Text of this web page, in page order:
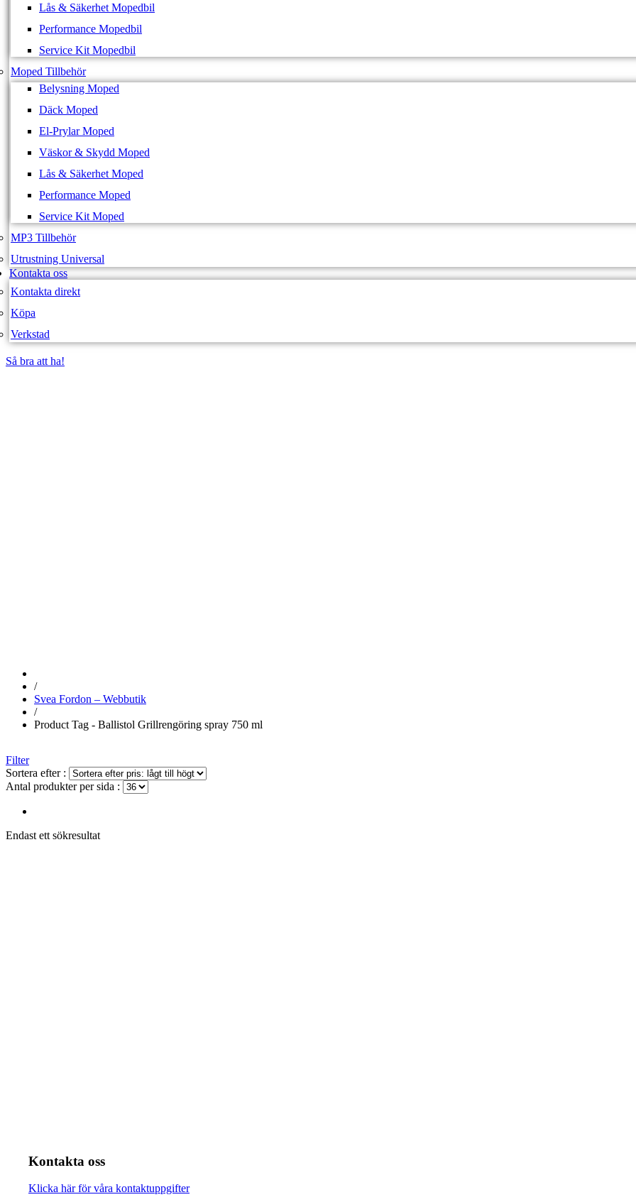
Lås & Säkerhet Mopedbil
Performance Mopedbil
Service Kit Mopedbil
Moped Tillbehör
Belysning Moped
Däck Moped
El-Prylar Moped
Väskor & Skydd Moped
Lås & Säkerhet Moped
Performance Moped
Service Kit Moped
MP3 Tillbehör
Utrustning Universal
Kontakta oss
Kontakta direkt
Köpa
Verkstad
Så bra att ha!
/
Svea Fordon – Webbutik
/
Product Tag - Ballistol Grillrengöring spray 750 ml
Filter
Sortera efter :
Antal produkter per sida :
Endast ett sökresultat
Kontakta oss
Klicka här för våra kontaktuppgifter